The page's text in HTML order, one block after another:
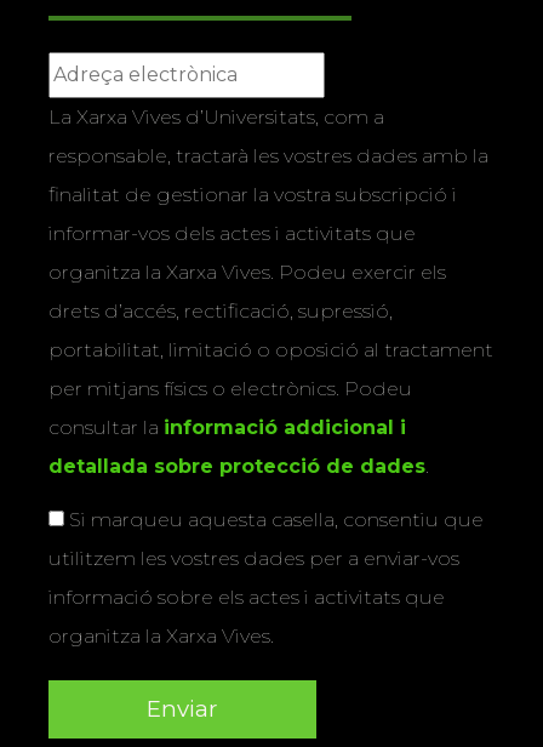
La Xarxa Vives d’Universitats, com a
responsable, tractarà les vostres dades amb la
finalitat de gestionar la vostra subscripció i
informar-vos dels actes i activitats que
organitza la Xarxa Vives. Podeu exercir els
drets d’accés, rectificació, supressió,
portabilitat, limitació o oposició al tractament
per mitjans físics o electrònics. Podeu
consultar la informació addicional i
detallada sobre protecció de dades
Si marqueu aquesta casella, consentiu que
utilitzem les vostres dades per a enviar-vos
informació sobre els actes i activitats que
organitza la Xarxa Vives.